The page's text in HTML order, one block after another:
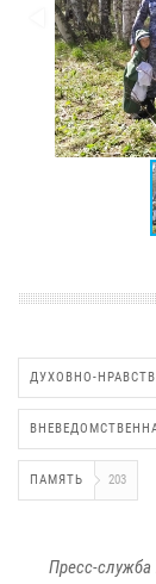
ДУХОВНО-
ПАМЯТЬ 203
Пресс-служба